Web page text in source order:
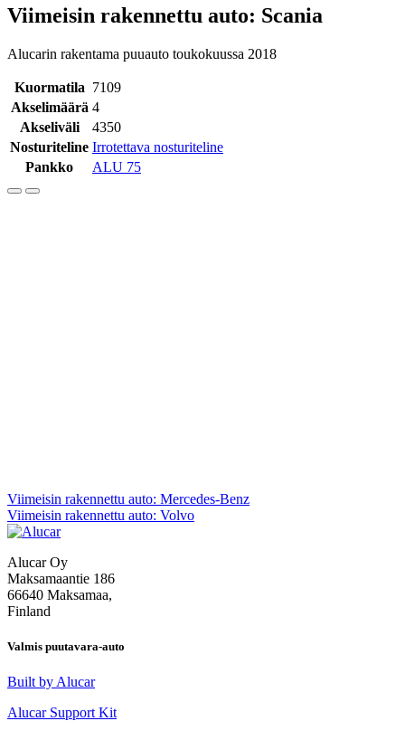
Viimeisin rakennettu auto: Scania
Alucarin rakentama puuauto toukokuussa 2018
Kuormatila 7109
Akselimäärä 4
Akseliväli
4350
Nosturiteline Irrotettava nosturiteline
Pankko
ALU 75
Artikkelien
selaus
Viimeisin rakennettu auto: Mercedes-Benz
Viimeisin rakennettu auto: Volvo
Alucar Oy
Maksamaantie 186
66640 Maksamaa,
Finland
Valmis puutavara-auto
Built by Alucar
Alucar Support Kit